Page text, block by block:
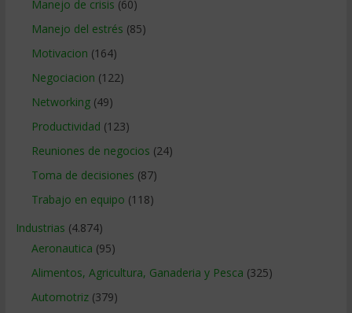
Manejo de crisis (60)
Manejo del estrés (85)
Motivacion (164)
Negociacion (122)
Networking(49)
Productividad (123)
Reuniones de negocios (24)
Toma de decisiones (87)
Trabajo en equipo (118)
Industrias (4.874)
Aeronautica (95)
Alimentos, Agricultura, Ganaderia y Pesca (325)
Automotriz(379)